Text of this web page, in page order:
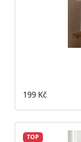
199 Kč
TOP